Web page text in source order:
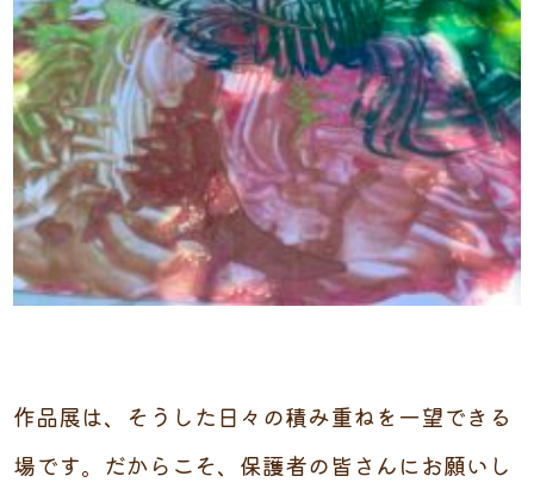
作品展は、そうした日々の積み重ねを一望できる
場です。だからこそ、保護者の皆さんにお願いし